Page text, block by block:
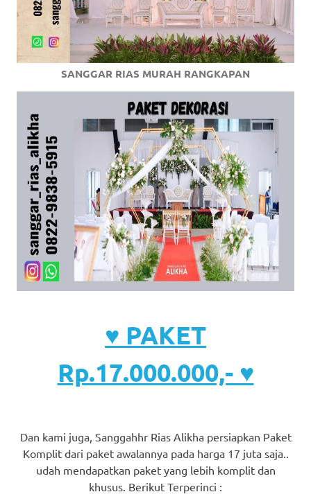
SANGGAR RIAS MURAH RANGKAPAN
♥ PAKET
Rp.17.000.000,- ♥
Dan kami juga, Sanggahhr Rias Alikha persiapkan Paket
Komplit dari paket awalannya pada harga 17 juta saja..
udah mendapatkan paket yang lebih komplit dan
khusus. Berikut Terperinci :